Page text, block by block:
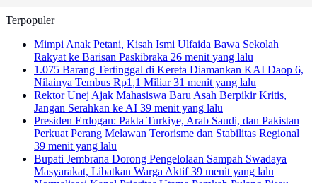
Terpopuler
Mimpi Anak Petani, Kisah Ismi Ulfaida Bawa Sekolah
Rakyat ke Barisan Paskibraka 26 menit yang lalu
1.075 Barang Tertinggal di Kereta Diamankan KAI Daop 6,
Nilainya Tembus Rp1,1 Miliar31 menit yang lalu
Rektor Unej Ajak Mahasiswa Baru Asah Berpikir Kritis,
Jangan Serahkan ke AI 39 menit yang lalu
Presiden Erdogan: Pakta Turkiye, Arab Saudi, dan Pakistan
Perkuat Perang Melawan Terorisme dan Stabilitas Regional
39 menit yang lalu
Bupati Jembrana Dorong Pengelolaan Sampah Swadaya
Masyarakat, Libatkan Warga Aktif39 menit yang lalu